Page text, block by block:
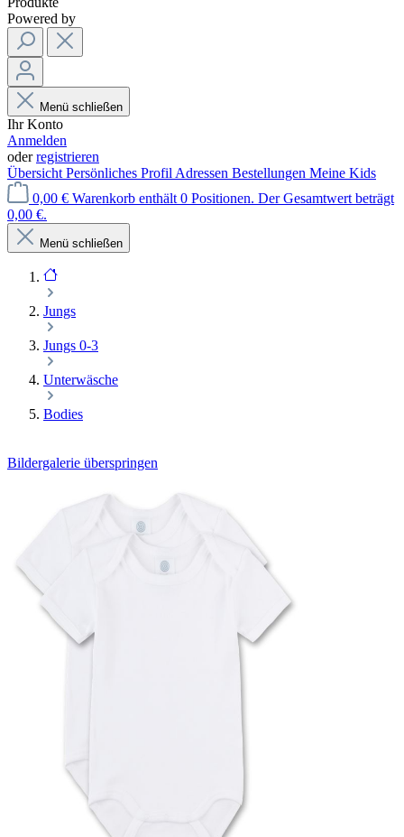
Powered by
Menü schließen
Ihr Konto
Anmelden
oderregistrieren
Übersicht Persönliches Profil Adressen Bestellungen Meine Kids
0,00 € Warenkorb enthält 0 Positionen. Der Gesamtwert beträgt
0,00 €.
Menü schließen
Jungs
Jungs 0-3
Unterwäsche
Bodies
Bildergalerie überspringen